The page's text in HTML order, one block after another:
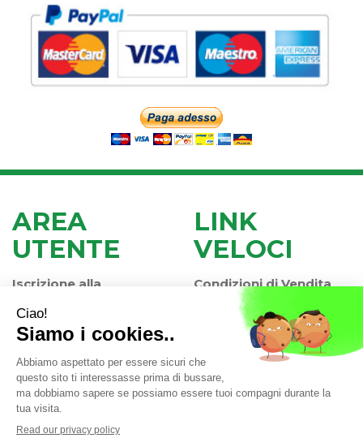
AREA
UTENTE
Iscrizione alla
Newsletter
Contatti
Informativa Privacy
LINK
VELOCI
Condizioni di Vendita
Modalità di Pagamento
Modalità di Spedizione
e Ritiro